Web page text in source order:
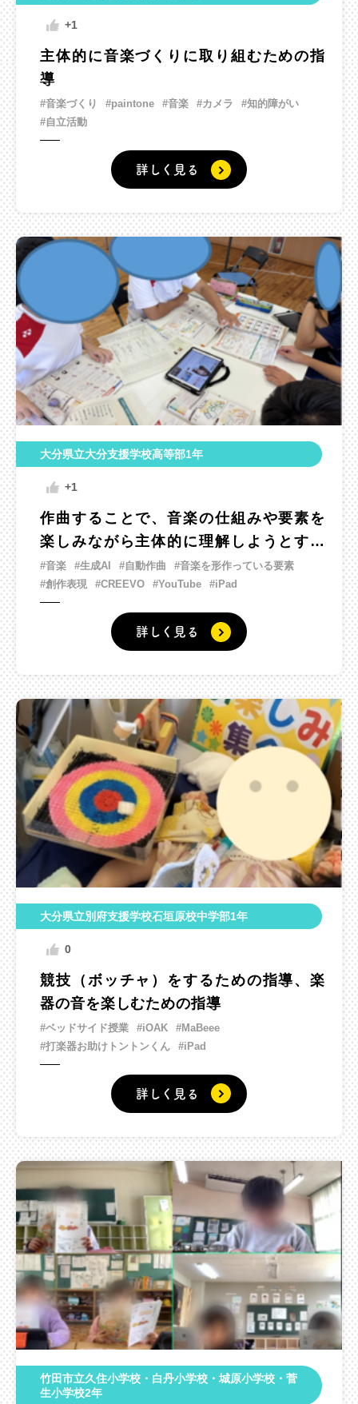
+1
主体的に音楽づくりに取り組むための指
導
#音楽づくり #paintone #音楽 #カメラ
#知的障がい
#自立活動
詳しく見る
大分県立大分支援学校高等部1年
+1
作曲することで、音楽の仕組みや要素を
楽しみながら主体的に理解しようとする
ための指導
#音楽 #生成AI #自動作曲
#音楽を形作っている要素
#創作表現
#CREEVO #YouTube #iPad
詳しく見る
大分県立別府支援学校石垣原校中学部1年
0
競技（ボッチャ）をするための指導、楽
器の音を楽しむための指導
#ベッドサイド授業 #iOAK
#MaBeee
#打楽器お助けトントンくん
#iPad
詳しく見る
竹田市立久住小学校・白丹小学校・城原小学校・菅
生小学校2年